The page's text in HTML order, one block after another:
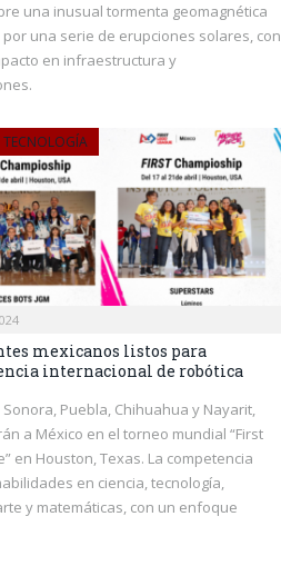
una inusual tormenta geomagnética
una serie de erupciones solares, con
en infraestructura y
TECNOLOGÍA
mexicanos listos para
internacional de robótica
Puebla, Chihuahua y Nayarit,
a México en el torneo mundial “First
en Houston, Texas. La competencia
en ciencia, tecnología,
y matemáticas, con un enfoque